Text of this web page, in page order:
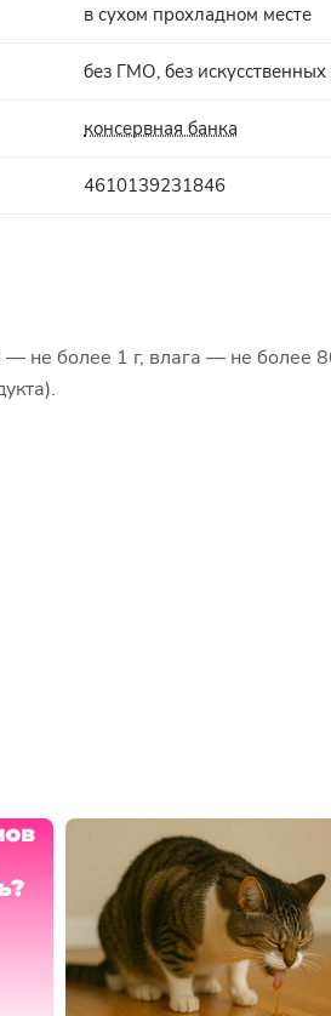
в сухом прохладном месте
без ГМО, без
консервная банка
4610139231846
не более 1 г, влага — не более